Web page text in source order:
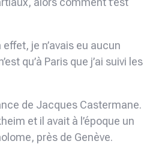
je n’avais eu aucun
qu’à Paris que j’ai suivi les
de Jacques Castermane.
et il avait à l’époque un
près de Genève.